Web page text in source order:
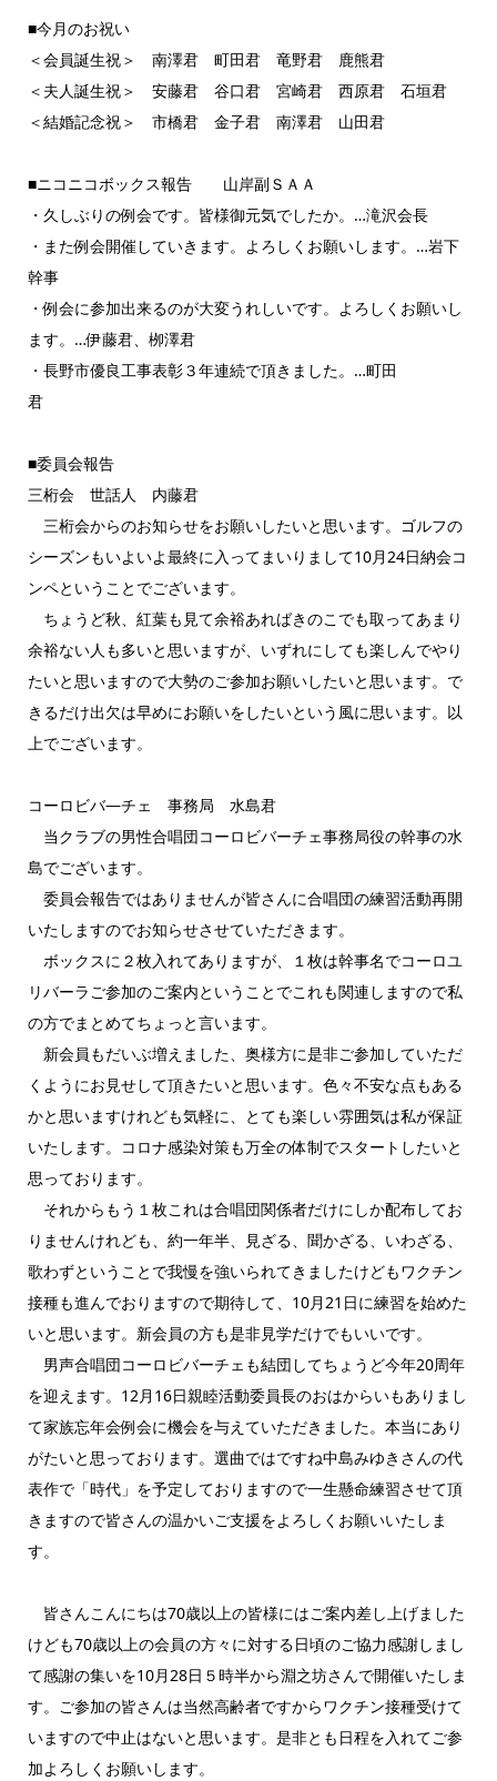
■今月のお祝い
＜会員誕生祝＞ 南澤君 町田君 竜野君 鹿熊君
＜夫人誕生祝＞ 安藤君 谷口君 宮崎君 西原君 石垣君
＜結婚記念祝＞ 市橋君 金子君 南澤君 山田君
■ニコニコボックス報告 山岸副ＳＡＡ
・久しぶりの例会です。皆様御元気でしたか。…滝沢会長
・また例会開催していきます。よろしくお願いします。…岩下
幹事
・例会に参加出来るのが大変うれしいです。よろしくお願いし
ます。…伊藤君、栁澤君
・長野市優良工事表彰３年連続で頂きました。…町田
君
■委員会報告
三桁会 世話人 内藤君
三桁会からのお知らせをお願いしたいと思います。ゴルフの
シーズンもいよいよ最終に入ってまいりまして10月24日納会コ
ンペということでございます。
ちょうど秋、紅葉も見て余裕あればきのこでも取ってあまり
余裕ない人も多いと思いますが、いずれにしても楽しんでやり
たいと思いますので大勢のご参加お願いしたいと思います。で
きるだけ出欠は早めにお願いをしたいという風に思います。以
上でございます。
コーロビバ―チェ 事務局 水島君
当クラブの男性合唱団コーロビバーチェ事務局役の幹事の水
島でございます。
委員会報告ではありませんが皆さんに合唱団の練習活動再開
いたしますのでお知らせさせていただきます。
ボックスに２枚入れてありますが、１枚は幹事名でコーロユ
リバーラご参加のご案内ということでこれも関連しますので私
の方でまとめてちょっと言います。
新会員もだいぶ増えました、奥様方に是非ご参加していただ
くようにお見せして頂きたいと思います。色々不安な点もある
かと思いますけれども気軽に、とても楽しい雰囲気は私が保証
いたします。コロナ感染対策も万全の体制でスタートしたいと
思っております。
それからもう１枚これは合唱団関係者だけにしか配布してお
りませんけれども、約一年半、見ざる、聞かざる、いわざる、
歌わずということで我慢を強いられてきましたけどもワクチン
接種も進んでおりますので期待して、10月21日に練習を始めた
いと思います。新会員の方も是非見学だけでもいいです。
男声合唱団コーロビバーチェも結団してちょうど今年20周年
を迎えます。12月16日親睦活動委員長のおはからいもありまし
て家族忘年会例会に機会を与えていただきました。本当にあり
がたいと思っております。選曲ではですね中島みゆきさんの代
表作で「時代」を予定しておりますので一生懸命練習させて頂
きますので皆さんの温かいご支援をよろしくお願いいたしま
す。
皆さんこんにちは70歳以上の皆様にはご案内差し上げました
けども70歳以上の会員の方々に対する日頃のご協力感謝しまし
て感謝の集いを10月28日５時半から淵之坊さんで開催いたしま
す。ご参加の皆さんは当然高齢者ですからワクチン接種受けて
いますので中止はないと思います。是非とも日程を入れてご参
加よろしくお願いします。